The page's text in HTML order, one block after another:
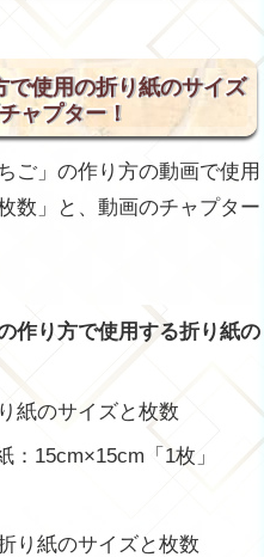
使用の折り紙のサイズ
ャプター！
ご」の作り方の動画で使用
数」と、動画のチャプター
作り方で使用する折り紙の
紙のサイズと枚数
15cm×15cm「1枚」
り紙のサイズと枚数